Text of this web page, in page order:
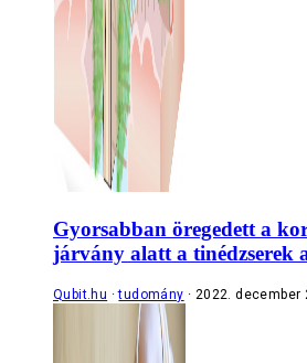
Gyorsabban öregedett a
járvány alatt a tinédzserek
Qubit.hu tudomány 2022. december